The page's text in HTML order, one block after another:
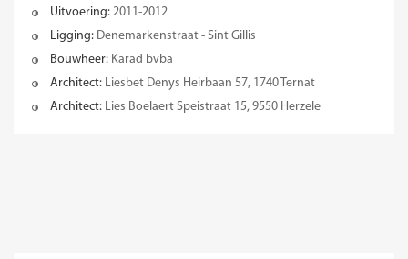
Uitvoering: 2011-2012
Ligging: Denemarkenstraat - Sint Gillis
Bouwheer: Karad bvba
Architect: Liesbet Denys Heirbaan 57, 1740 Ternat
Architect: Lies Boelaert Speistraat 15, 9550 Herzele